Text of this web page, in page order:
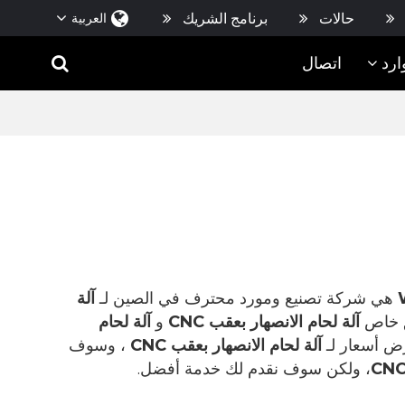
حالات برنامج الشريك العربية
اتصال
هي شركة تصنيع ومورد محترف في الصين لـ آلة
خاص آلة لحام الانصهار بعقب CNC و آلة لحام
أسعار لـ آلة لحام الانصهار بعقب CNC
، وسوف
، ولكن سوف نقدم لك خدمة أفضل.